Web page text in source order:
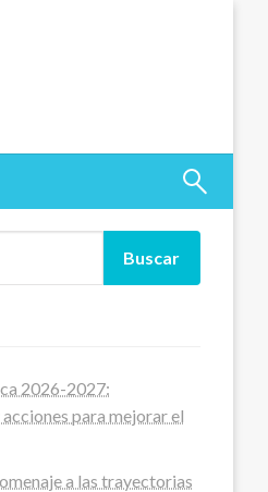
2026-2027:
para mejorar el
a las trayectorias